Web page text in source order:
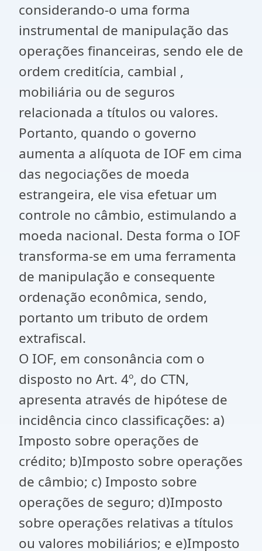
considerando-o uma forma
instrumental de manipulação das
operações financeiras, sendo ele de
ordem creditícia, cambial ,
mobiliária ou de seguros
relacionada a títulos ou valores.
Portanto, quando o governo
aumenta a alíquota de IOF em cima
das negociações de moeda
estrangeira, ele visa efetuar um
controle no câmbio, estimulando a
moeda nacional. Desta forma o IOF
transforma-se em uma ferramenta
de manipulação e consequente
ordenação econômica, sendo,
portanto um tributo de ordem
extrafiscal.
O IOF, em consonância com o
disposto no Art. 4º, do CTN,
apresenta através de hipótese de
incidência cinco classificações: a)
Imposto sobre operações de
crédito; b)Imposto sobre operações
de câmbio; c) Imposto sobre
operações de seguro; d)Imposto
sobre operações relativas a títulos
ou valores mobiliários; e e)Imposto